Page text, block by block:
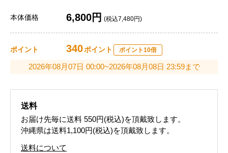
本体価格 6,800円 (税込7,480円)
ポイント 340ポイント ポイント10倍
2026年08月07日 00:00~2026年08月08日 23:59まで
送料
お届け先毎に送料 550円(税込)を頂戴致します。
沖縄県は送料1,100円(税込)を頂戴致します。
送料について